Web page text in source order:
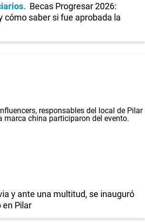
Becas Progresar 2026:
cómo saber si fue aprobada la
y ante una multitud, se inauguró
en Pilar